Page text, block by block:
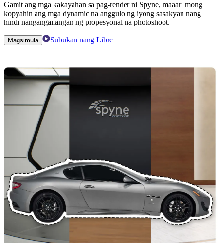
Gamit ang mga kakayahan sa pag-render ni Spyne, maaari mong
kopyahin ang mga dynamic na anggulo ng iyong sasakyan nang
hindi nangangailangan ng propesyonal na photoshoot.
Magsimula Subukan nang Libre